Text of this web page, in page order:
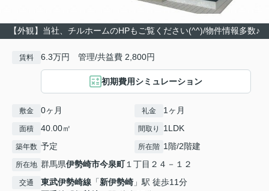
【外観】当社、チルホームのHPもご覧ください(^^)/物件情報多数♪
賃料 6.3万円 管理/共益費 2,800円
初期費用シミュレーション
敷金 0ヶ月 礼金 1ヶ月
面積 40.00㎡ 間取り 1LDK
築年数 予定 所在階 1階/2階建
所在地 群馬県伊勢崎市今泉町１丁目２４－１２
交通 東武伊勢崎線 「新伊勢崎 」駅 徒歩11分